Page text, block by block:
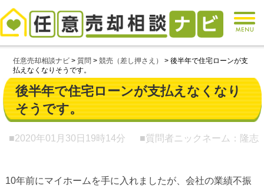
任意売却相談ナビ >質問 >競売（差し押さえ） >後半年で住宅ローンが支
払えなくなりそうです。
後半年で住宅ローンが支払えなくなり
そうです。
■2020年01月30日 19時14分 ■質問者ニックネーム：隆志
10年前にマイホームを手に入れましたが、会社の業績不振